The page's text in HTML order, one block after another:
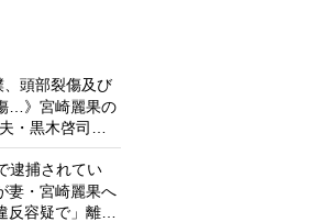
、頭部裂傷及び
…》宮崎麗果の
・黒木啓司の
夫婦の闘争」
逮捕されてい
妻・宮崎麗果へ
容疑で」離婚